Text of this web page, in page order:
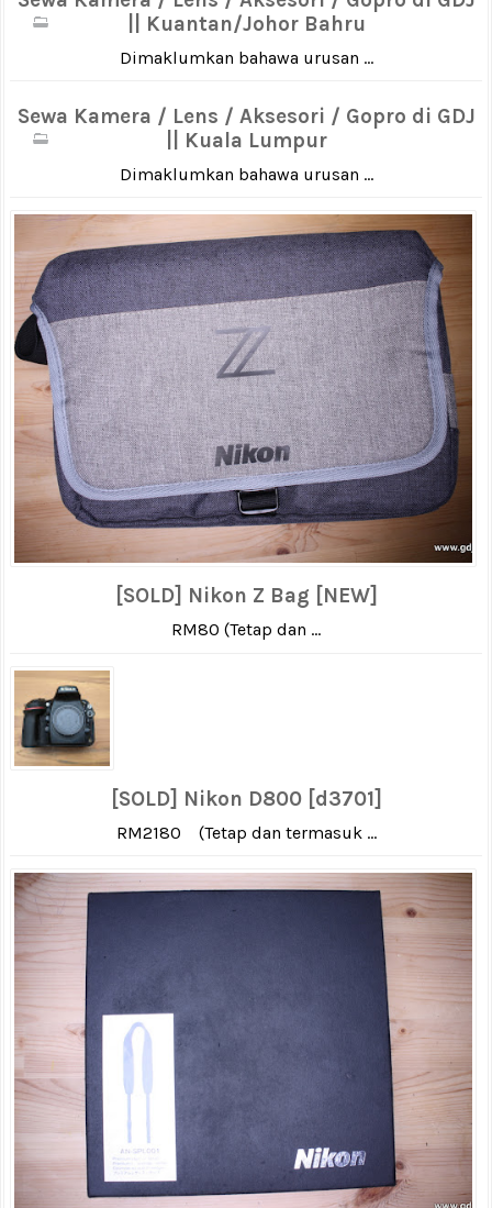
|| Kuantan/Johor Bahru
Dimaklumkan bahawa urusan ...
Sewa Kamera / Lens / Aksesori / Gopro di GDJ
|| Kuala Lumpur
Dimaklumkan bahawa urusan ...
[SOLD] Nikon Z Bag [NEW]
RM80 (Tetap dan ...
[SOLD] Nikon D800 [d3701]
RM2180 (Tetap dan termasuk ...